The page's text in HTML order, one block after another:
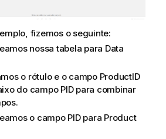
fizemos o seguinte:
nossa tabela para Data
o rótulo e o campo ProductID
do campo PIDpara combinar
o campo PIDpara Product